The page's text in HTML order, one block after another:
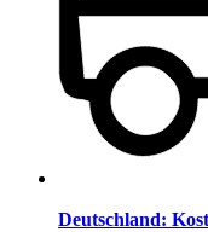
Deutschland: